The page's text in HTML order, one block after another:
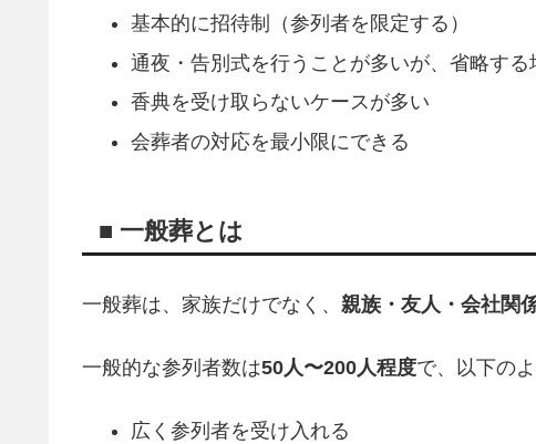
基本的に招待制（参列者を限定する）
通夜・告別式を行うことが多いが、省略する
香典を受け取らないケースが多い
会葬者の対応を最小限にできる
■ 一般葬とは
一般葬は、家族だけでなく、 親族・友人・会社関
一般的な参列者数は50人〜200人程度で、以下の
広く参列者を受け入れる